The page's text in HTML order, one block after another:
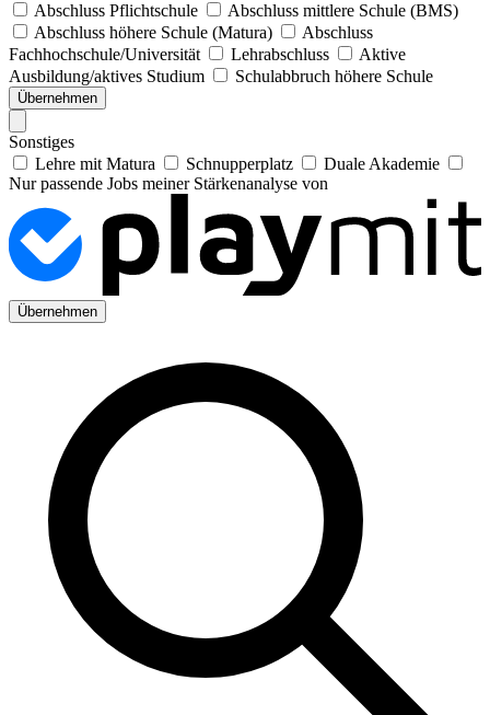
Abschluss Pflichtschule
Abschluss mittlere Schule (BMS)
Abschluss höhere Schule (Matura)
Abschluss
Fachhochschule/Universität
Lehrabschluss
Aktive
Ausbildung/aktives Studium
Schulabbruch höhere Schule
Übernehmen
Sonstiges
Lehre mit Matura
Schnupperplatz
Duale Akademie
Nur passende Jobs meiner Stärkenanalyse von
Übernehmen